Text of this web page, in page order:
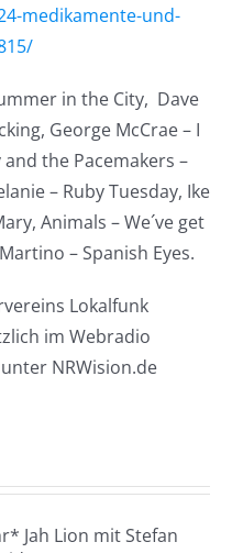
medikamente-und-
in the City, Dave
George McCrae – I
the Pacemakers –
– Ruby Tuesday, Ike
Animals – We´ve get
– Spanish Eyes.
Lokalfunk
im Webradio
NRWision.de
*20.04. Uhr*